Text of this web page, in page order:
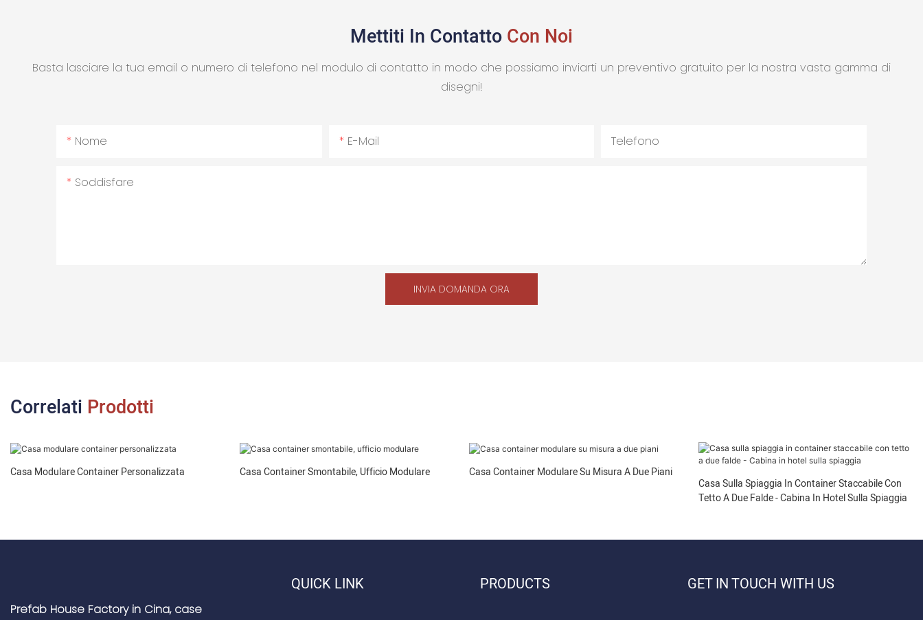
Mettiti In Contatto Con Noi
Basta lasciare la tua email o numero di telefono nel modulo di contatto in modo che possiamo inviarti un preventivo gratuito per la nostra vasta gamma di
disegni!
Nome E-Mail Telefono
Soddisfare
INVIA DOMANDA ORA
Correlati Prodotti
Casa Modulare Container Personalizzata Casa Container Smontabile, Ufficio Modulare
Casa Container Modulare Su Misura A Due Piani
Casa Sulla Spiaggia In Container Staccabile Con
Tetto A Due Falde - Cabina In Hotel Sulla Spiaggia
Prefab House Factory in Cina, case
QUICK LINK PRODUCTS GET IN TOUCH WITH US